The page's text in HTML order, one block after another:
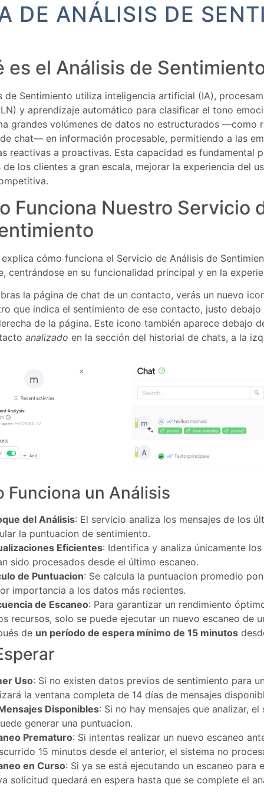
DE ANÁLISIS DE
es el Análisis de
de Sentimiento utiliza inteligencia artificial (IA),
y aprendizaje automático para clasificar el tono
grandes volúmenes de datos no estructurados —como
chat— en información procesable, permitiendo a las
reactivas a proactivas. Esta capacidad es fundamental
de los clientes a gran escala, mejorar la experiencia del
Funciona Nuestro Servicio
cómo funciona el Servicio de Análisis de
centrándose en su funcionalidad principal y en la
la página de chat de un contacto, verás un nuevo
que indica el sentimiento de ese contacto, justo
de la página. Este icono también aparece debajo
analizado en la sección del historial de chats, a la
Funciona un Análisis
del Análisis: El servicio analiza los mensajes de los
la puntuacion de sentimiento.
Eficientes: Identifica y analiza únicamente
sido procesados desde el último escaneo.
de Puntuacion: Se calcula la puntuacion promedio
importancia a los datos más recientes.
de Escaneo: Para garantizar un rendimiento
recursos, solo se puede ejecutar un nuevo escaneo de
de un período de espera mínimo de 15 minutos
Uso: Si no existen datos previos de sentimiento para
la ventana completa de 14 días de mensajes
Disponibles: Si no hay mensajes que analizar,
generar una puntuacion.
Prematuro: Si intentas realizar un nuevo escaneo
15 minutos desde el anterior, el sistema no
en Curso: Si ya se está ejecutando un escaneo para
solicitud quedará en espera hasta que se complete el